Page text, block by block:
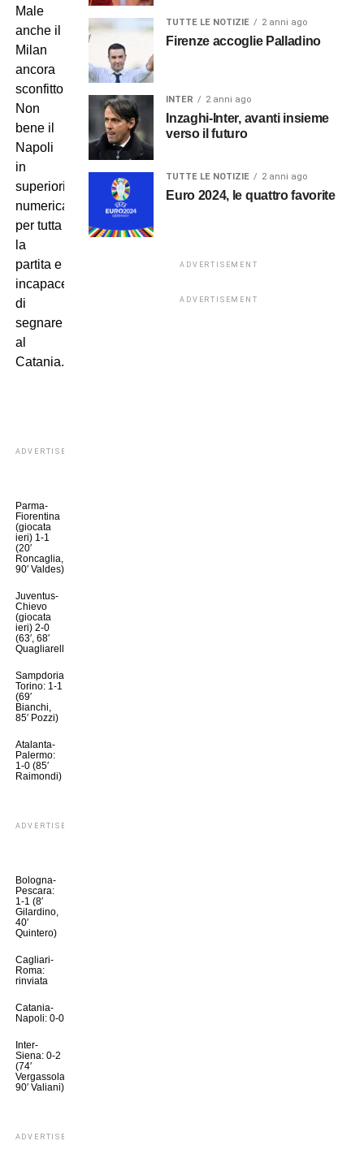
Male
anche il
Milan
ancora
sconfitto.
Non
bene il
Napoli
in
superiorità
numerica
per tutta
la
partita e
incapace
di
segnare
al
Catania.
ADVERTISEMENT
Parma-
Fiorentina
(giocata
ieri) 1-1
(20′
Roncaglia,
90′ Valdes)
Juventus-
Chievo
(giocata
ieri) 2-0
(63′, 68′
Quagliarella)
Sampdoria-
Torino: 1-1
(69′
Bianchi,
85′ Pozzi)
Atalanta-
Palermo:
1-0 (85′
Raimondi)
ADVERTISEMENT
Bologna-
Pescara:
1-1 (8′
Gilardino,
40′
Quintero)
Cagliari-
Roma:
rinviata
Catania-
Napoli: 0-0
Inter-
Siena: 0-2
(74′
Vergassola,
90′ Valiani)
ADVERTISEMENT
TUTTE LE NOTIZIE 2 anni ago
Firenze accoglie Palladino
INTER 2 anni ago
Inzaghi-Inter, avanti insieme
verso il futuro
TUTTE LE NOTIZIE 2 anni ago
Euro 2024, le quattro favorite
ADVERTISEMENT
ADVERTISEMENT